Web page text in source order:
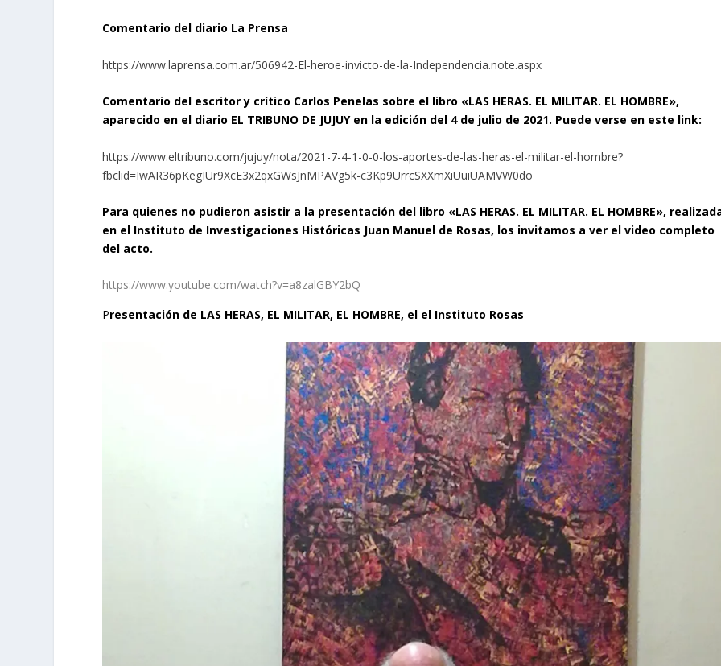
Comentario del diario La Prensa
https://www.laprensa.com.ar/506942-El-heroe-invicto-de-la-Independencia.note.aspx
Comentario del escritor y crítico Carlos Penelas sobre el libro «LAS HERAS. EL MILITAR. EL HOMBRE»,
aparecido en el diario EL TRIBUNO DE JUJUY en la edición del 4 de julio de 2021. Puede verse en este link:
https://www.eltribuno.com/jujuy/nota/2021-7-4-1-0-0-los-aportes-de-las-heras-el-militar-el-hombre?
fbclid=IwAR36pKegIUr9XcE3x2qxGWsJnMPAVg5k-c3Kp9UrrcSXXmXiUuiUAMVW0do
Para quienes no pudieron asistir a la presentación del libro «LAS HERAS. EL MILITAR. EL HOMBRE»,
en el Instituto de Investigaciones Históricas Juan Manuel de Rosas, los invitamos a ver el video completo
del acto.
https://www.youtube.com/watch?v=a8zalGBY2bQ
Presentación de LAS HERAS, EL MILITAR, EL HOMBRE, el el Instituto Rosas